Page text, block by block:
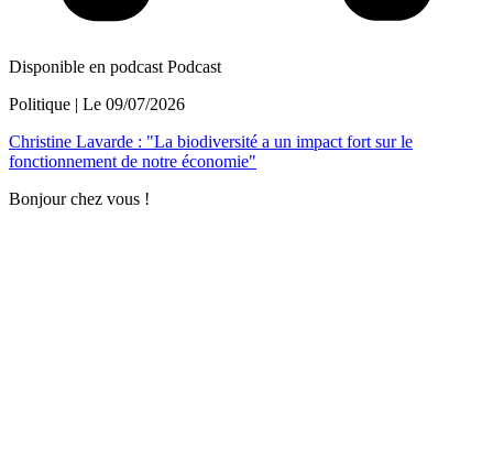
Disponible en podcast Podcast
Politique | Le 09/07/2026
Christine Lavarde : "La biodiversité a un impact fort sur le
fonctionnement de notre économie"
Bonjour chez vous !